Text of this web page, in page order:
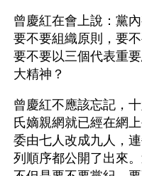
曾慶紅在會上說：黨
要不要組織原則，要
要不要以三個代表重
大精神？
曾慶紅不應該忘記，
氏嫡親網就已經在網
委由七人改成九人，
列順序都公開了出來